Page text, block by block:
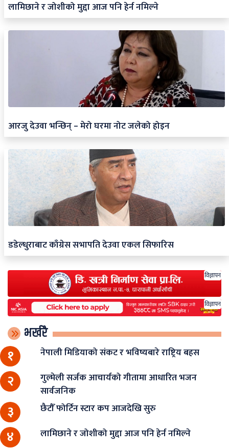
लामिछाने र जोशीको मुद्दा आज पनि हेर्न नमिल्ने
आरजु देउवा भन्छिन् – मेरो घरमा नोट जलेको होइन
डडेल्धुराबाट काँग्रेस सभापति देउवा एकल सिफारिस
विज्ञापन
विज्ञापन
भर्खरै
१ नेपाली मिडियाको संकट र भविष्यबारे राष्ट्रिय बहस
२
गुल्मेली सर्जक आचार्यको गीतामा आधारित भजन
सार्वजनिक
३ छैटौँ फोर्टिन स्टार कप आजदेखि सुरु
४ लामिछाने र जोशीको मुद्दा आज पनि हेर्न नमिल्ने